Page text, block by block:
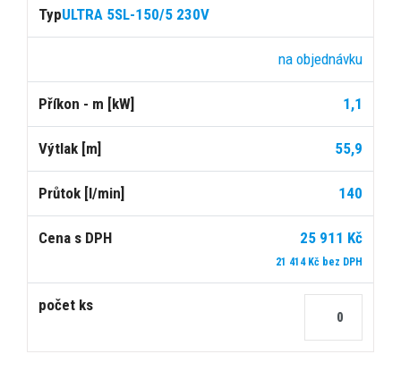
ULTRA 5SL-150/5 230V
na objednávku
1,1
55,9
140
25 911 Kč
21 414 Kč bez DPH